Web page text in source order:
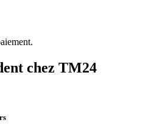
chez TM24